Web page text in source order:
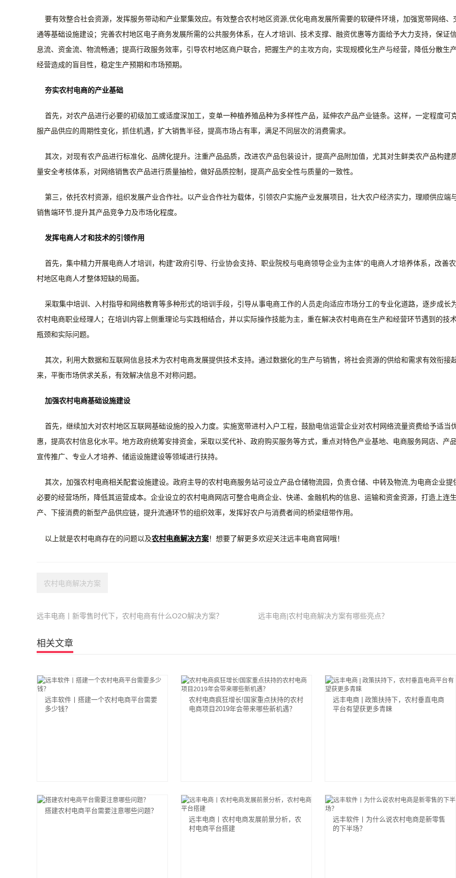
要有效整合社会资源，发挥服务带动和产业聚集效应。有效整合农村地区资源,优化电商发展所需要的软硬件环境，加强宽带网络、
通等基础设施建设；完善农村地区电子商务发展所需的公共服务体系，在人才培训、技术支撑、融资优惠等方面给予大力支持，保证
息流、资金流、物流畅通；提高行政服务效率，引导农村地区商户联合，把握生产的主攻方向，实现规模化生产与经营，降低分散生产
经营造成的盲目性，稳定生产预期和市场预期。
夯实农村电商的产业基础
首先，对农产品进行必要的初级加工或适度深加工，变单一种植养殖品种为多样性产品，延伸农产品产业链条。这样，一定程度可
服产品供应的周期性变化，抓住机遇，扩大销售半径，提高市场占有率，满足不同层次的消费需求。
其次，对现有农产品进行标准化、品牌化提升。注重产品品质，改进农产品包装设计，提高产品附加值，尤其对生鲜类农产品构建
量安全考核体系，对网络销售农产品进行质量抽检，做好品质控制，提高产品安全性与质量的一致性。
第三，依托农村资源，组织发展产业合作社。以产业合作社为载体，引领农户实施产业发展项目，壮大农户经济实力，理顺供应端
销售端环节,提升其产品竞争力及市场化程度。
发挥电商人才和技术的引领作用
首先，集中精力开展电商人才培训，构建“政府引导、行业协会支持、职业院校与电商领导企业为主体”的电商人才培养体系，改善农
村地区电商人才整体短缺的局面。
采取集中培训、入村指导和网络教育等多种形式的培训手段，引导从事电商工作的人员走向适应市场分工的专业化道路，逐步成长
农村电商职业经理人；在培训内容上侧重理论与实践相结合，并以实际操作技能为主，重在解决农村电商在生产和经营环节遇到的技术
瓶颈和实际问题。
其次，利用大数据和互联网信息技术为农村电商发展提供技术支持。通过数据化的生产与销售，将社会资源的供给和需求有效衔接
来，平衡市场供求关系，有效解决信息不对称问题。
加强农村电商基础设施建设
首先，继续加大对农村地区互联网基础设施的投入力度。实施宽带进村入户工程，鼓励电信运营企业对农村网络流量资费给予适当
惠，提高农村信息化水平。地方政府统筹安排资金，采取以奖代补、政府购买服务等方式，重点对特色产业基地、电商服务网店、产品
宣传推广、专业人才培养、储运设施建设等领域进行扶持。
其次，加强农村电商相关配套设施建设。政府主导的农村电商服务站可设立产品仓储物流园，负责仓储、中转及物流,为电商企业提
必要的经营场所，降低其运营成本。企业设立的农村电商网店可整合电商企业、快递、金融机构的信息、运输和资金资源，打造上连生
产、下接消费的新型产品供应链，提升流通环节的组织效率，发挥好农户与消费者间的桥梁纽带作用。
以上就是农村电商存在的问题以及农村电商解决方案！想要了解更多欢迎关注远丰电商官网哦！
农村电商解决方案
远丰电商丨新零售时代下，农村电商有什么O2O解决方案？ 远丰电商|农村电商解决方案有哪些亮点？
相关文章
远丰软件丨搭建一个农村电商平台需要
多少钱？
农村电商疯狂增长!国家重点扶持的农村
电商项目2019年会带来哪些新机遇？
远丰电商 | 政策扶持下，农村垂直电商
平台有望获更多青睐
搭建农村电商平台需要注意哪些问题？
远丰电商丨农村电商发展前景分析，农
村电商平台搭建
远丰软件丨为什么说农村电商是新零售
的下半场？